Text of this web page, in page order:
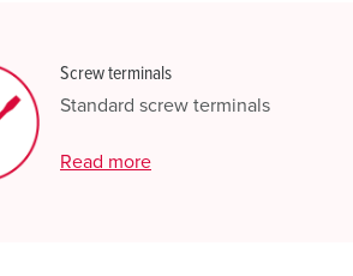
Screw terminals
Standard screw terminals
Read more